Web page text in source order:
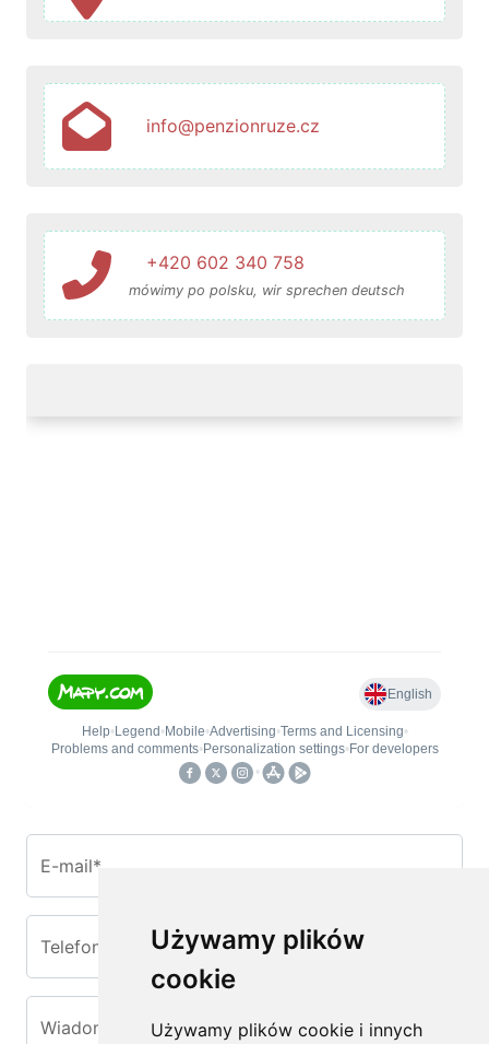
Używamy plików
cookie
Używamy plików cookie i innych
info@penzionruze.cz
+420 602 340 758
mówimy po polsku, wir sprechen deutsch
E-mail*
Telefon
Wiadomość*